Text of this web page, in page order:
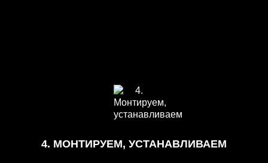
4. МОНТИРУЕМ, УСТАНАВЛИВАЕМ